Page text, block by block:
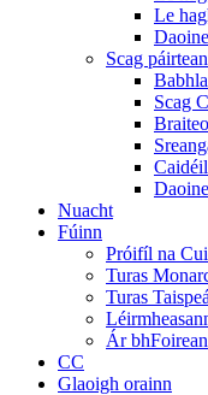
Le
Scag
Scag
Nuacht
Fúinn
Próifíl na
Turas
Turas
Ár
CC
Glaoigh orainn